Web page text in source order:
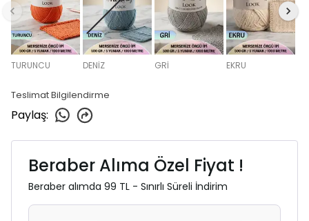
TURUNCU DENİZ GRİ EKRU
Teslimat Bilgilendirme
Paylaş:
Beraber Alıma Özel Fiyat !
Beraber alımda 99 TL - Sınırlı Süreli İndirim